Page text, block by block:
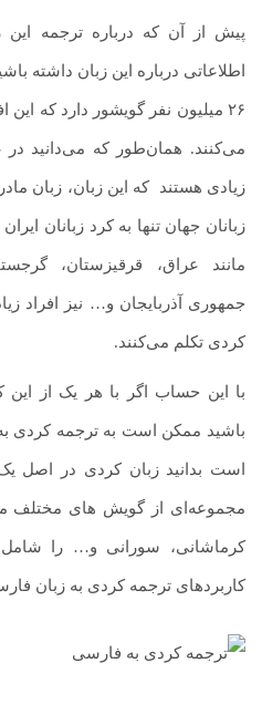
پیش از آن که درباره ترجمه
اطلاعاتی درباره این زبان داشته
۲۶ میلیون نفر گویشور دارد که
می‌کنند. همان‌طور که می‌دانید
زیادی هستند که این زبان، زبان
زبانان جهان تنها به کرد زبانان
مانند عراق، قرقیزستان،
جمهوری آذربایجان و… نیز افراد
کردی تکلم می‌‎کنند.
با این حساب اگر با هر یک از این
باشید ممکن است به ترجمه کردی به
است بدانید زبان کردی در اصل
مجموعه‌ای از گویش های مختلف
کرماشانی، سورانی و… را
کاربردهای ترجمه کردی به زبان
دوره جامع آموزش آیلتس |
آزمون آیلتس